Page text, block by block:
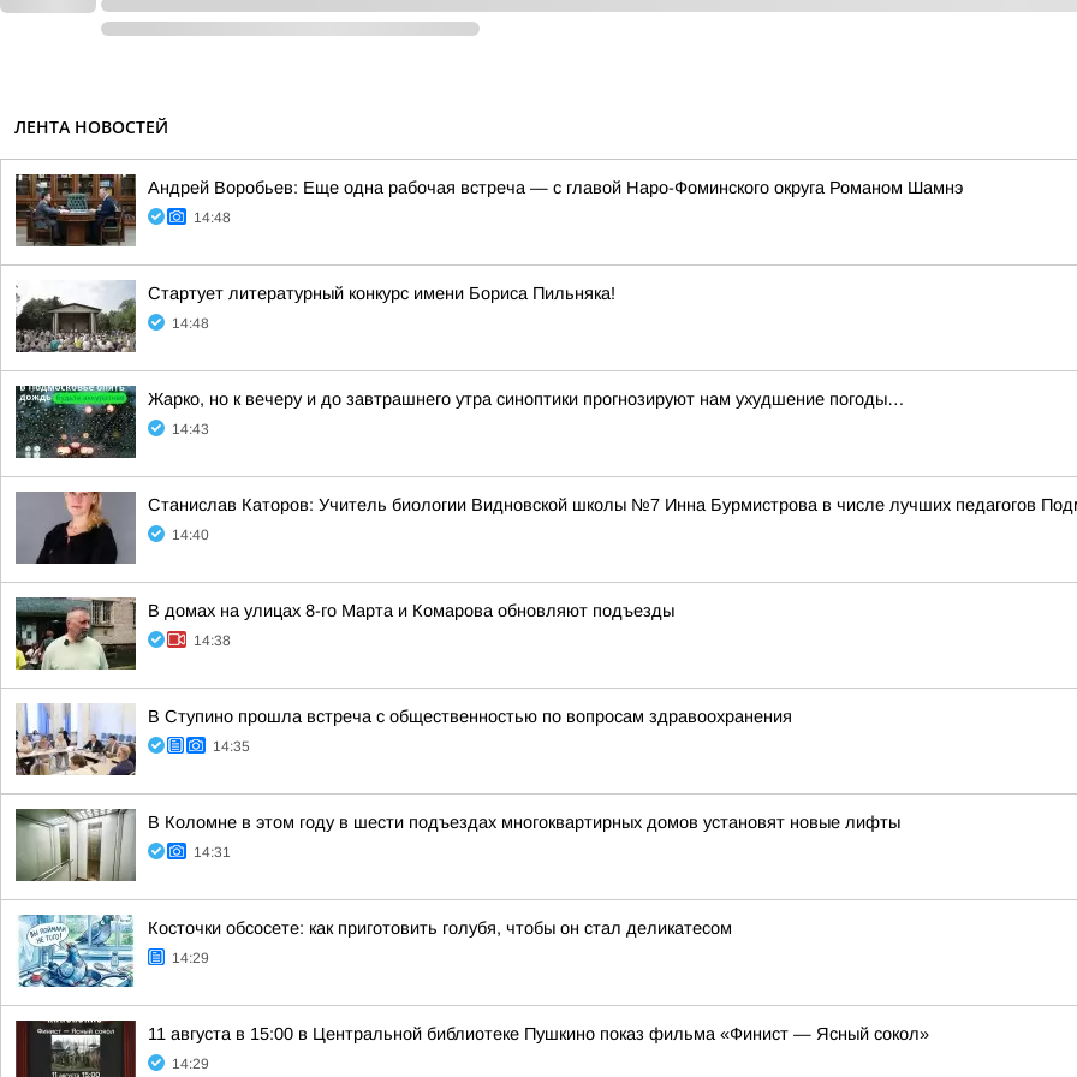
ЛЕНТА НОВОСТЕЙ
Андрей Воробьев: Еще одна рабочая встреча — с главой Наро-Фоминского округа Романом Шамнэ
14:48
Стартует литературный конкурс имени Бориса Пильняка!
14:48
Жарко, но к вечеру и до завтрашнего утра синоптики прогнозируют нам ухудшение погоды…
14:43
Станислав Каторов: Учитель биологии Видновской школы №7 Инна Бурмистрова в числе лучших педагогов
14:40
В домах на улицах 8-го Марта и Комарова обновляют подъезды
14:38
В Ступино прошла встреча с общественностью по вопросам здравоохранения
14:35
В Коломне в этом году в шести подъездах многоквартирных домов установят новые лифты
14:31
Косточки обсосете: как приготовить голубя, чтобы он стал деликатесом
14:29
11 августа в 15:00 в Центральной библиотеке Пушкино показ фильма «Финист — Ясный сокол»
14:29